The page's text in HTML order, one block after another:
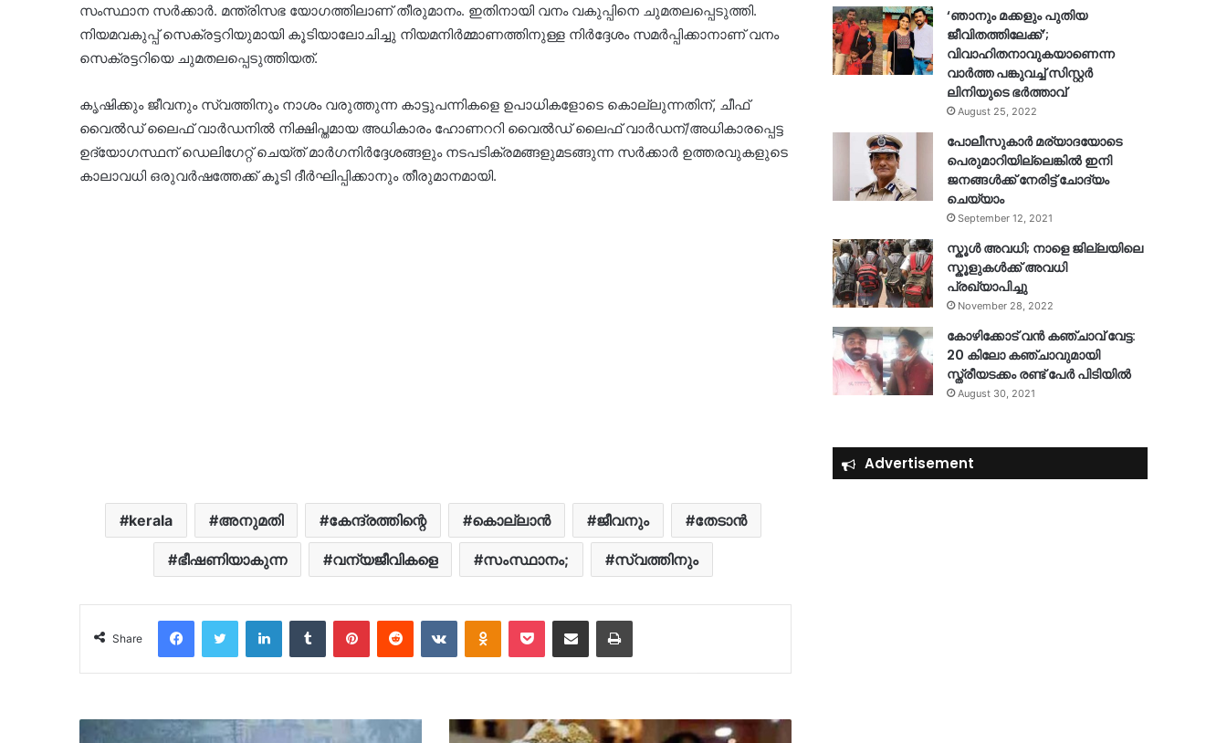
സംസ്ഥാന സര്‍ക്കാര്‍. മന്ത്രിസഭ യോഗത്തിലാണ് തീരുമാനം. ഇതിനായി വനം വകുപ്പിനെ ചുമതലപ്പെടുത്തി.
നിയമവകുപ്പ് സെക്രട്ടറിയുമായി കൂടിയാലോചിച്ചു നിയമനിര്‍മ്മാണത്തിനുള്ള നിര്‍ദ്ദേശം സമര്‍പ്പിക്കാനാണ് വനം
സെക്രട്ടറിയെ ചുമതലപ്പെടുത്തിയത്.
കൃഷിക്കും ജീവനും സ്വത്തിനും നാശം വരുത്തുന്ന കാട്ടുപന്നികളെ ഉപാധികളോടെ കൊല്ലുന്നതിന്, ചീഫ്
വൈല്‍ഡ് ലൈഫ് വാര്‍ഡനില്‍ നിക്ഷിപ്തമായ അധികാരം ഹോണററി വൈല്‍ഡ് ലൈഫ് വാര്‍ഡന്/അധികാരപ്പെട്ട
ഉദ്യോഗസ്ഥന് ഡെലിഗേറ്റ് ചെയ്ത് മാര്‍ഗനിര്‍ദ്ദേശങ്ങളും നടപടിക്രമങ്ങളുമടങ്ങുന്ന സര്‍ക്കാര്‍ ഉത്തരവുകളുടെ
കാലാവധി ഒരുവര്‍ഷത്തേക്ക് കൂടി ദീര്‍ഘിപ്പിക്കാനും തീരുമാനമായി.
kerala അനുമതി കേന്ദ്രത്തിന്റെ കൊല്ലാൻ ജീവനും തേടാന്‍
ഭീഷണിയാകുന്ന വന്യജീവികളെ സംസ്ഥാനം; സ്വത്തിനും
Share
FacebookTwitter LinkedInTumblr PinterestReddit VKontakteOdnoklassniki
Pocket Share via Email Print
‘ഞാനും മക്കളും പുതിയ
ജീവിതത്തിലേക്ക്’;
വിവാഹിതനാവുകയാണെന്ന
വാർത്ത പങ്കുവച്ച് സിസ്റ്റർ
ലിനിയുടെ ഭർത്താവ്
August 25, 2022
പോലീസുകാര്‍ മര്യാദയോടെ
പെരുമാറിയില്ലെങ്കില്‍ ഇനി
ജനങ്ങള്‍ക്ക് നേരിട്ട് ചോദ്യം
ചെയ്യാം
September 12, 2021
സ്കൂൾ അവധി; നാളെ ജില്ലയിലെ
സ്കൂളുകൾക്ക് അവധി
പ്രഖ്യാപിച്ചു
November 28, 2022
കോഴിക്കോട് വൻ കഞ്ചാവ് വേട്ട:
20 കിലോ കഞ്ചാവുമായി
സ്ത്രീയടക്കം രണ്ട് പേർ പിടിയിൽ
August 30, 2021
Advertisement